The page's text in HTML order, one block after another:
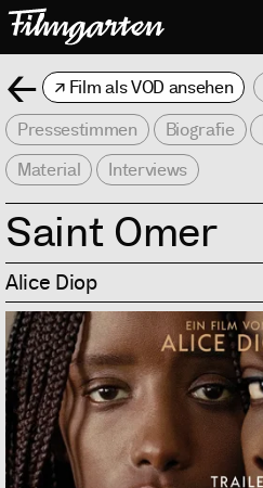
Zurück
Film als VOD ansehen
Pressestimmen
Biografie
Material
Interviews
Saint Omer
Alice Diop
Info